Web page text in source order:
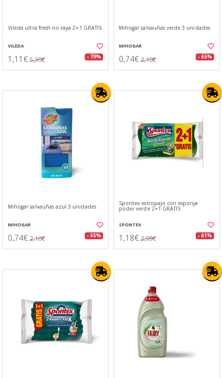
Vileda ultra fresh no raya 2+1 GRATIS
VILEDA
1,11€ 5,30€ - 79%
Mihogar salvauñas verde 3 unidades
MIHOGAR
0,74€ 2,10€ - 65%
Mihogar salvauñas azul 3 unidades
MIHOGAR
0,74€ 2,10€ - 65%
Spontex estropajo con esponja
poder verde 2+1 GRATIS
SPONTEX
1,18€ 2,99€ - 61%